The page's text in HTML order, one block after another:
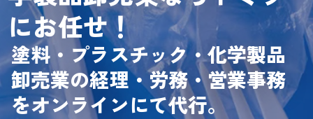
にお任せ！
塗料・プラスチック・化学製品
卸売業の経理・労務・営業事務
をオンラインにて代行。